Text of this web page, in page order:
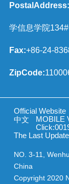
PostalAddress:
学信息学院
Fax:+86-24-
ZipCode:
Official Website
中文
MOBILE
Click:
The Last
NO. 3-11,
China
Copyright 2020